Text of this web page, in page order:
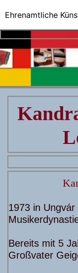
1973 in
Bereits mit 5
Großvater